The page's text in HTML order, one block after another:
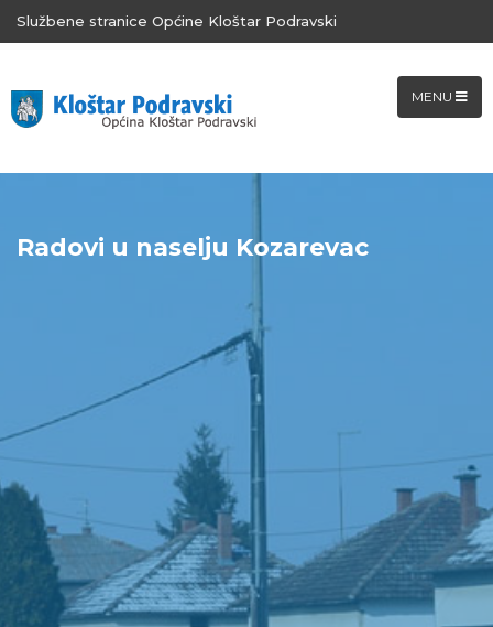
Službene stranice Općine Kloštar Podravski
MENU
Radovi u naselju Kozarevac